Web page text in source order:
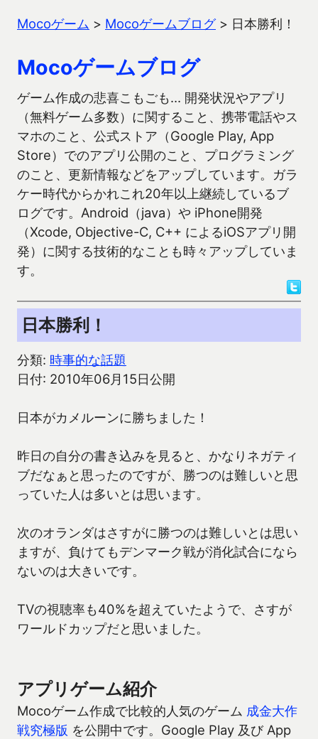
Mocoゲーム > Mocoゲームブログ> 日本勝利！
Mocoゲームブログ
ゲーム作成の悲喜こもごも… 開発状況やアプリ
（無料ゲーム多数）に関すること、携帯電話やス
マホのこと、公式ストア（Google Play, App
Store）でのアプリ公開のこと、プログラミング
のこと、更新情報などをアップしています。ガラ
ケー時代からかれこれ20年以上継続しているブ
ログです。Android（java）や iPhone開発
（Xcode, Objective-C, C++ によるiOSアプリ開
発）に関する技術的なことも時々アップしていま
す。
日本勝利！
分類: 時事的な話題
日付: 2010年06月15日公開
日本がカメルーンに勝ちました！
昨日の自分の書き込みを見ると、かなりネガティ
ブだなぁと思ったのですが、勝つのは難しいと思
っていた人は多いとは思います。
次のオランダはさすがに勝つのは難しいとは思い
ますが、負けてもデンマーク戦が消化試合になら
ないのは大きいです。
TVの視聴率も40%を超えていたようで、さすが
ワールドカップだと思いました。
アプリゲーム紹介
Mocoゲーム作成で比較的人気のゲーム 成金大作
戦究極版 を公開中です。Google Play 及び App